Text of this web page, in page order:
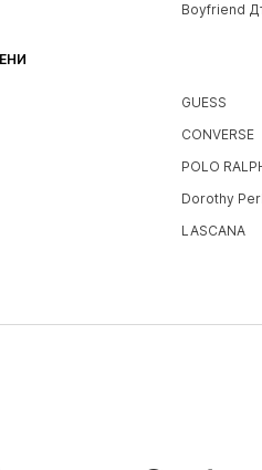
Boyfriend
GUESS
CONVERSE
POLO
Dorothy
LASCANA